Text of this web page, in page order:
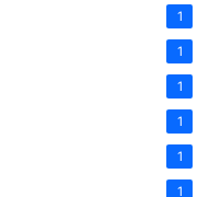
1
1
1
1
1
1